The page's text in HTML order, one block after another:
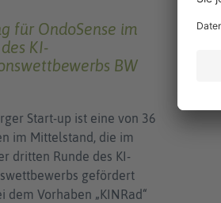
für OndoSense im
KI-
BW
Start-up ist eine von 36
im Mittelstand, die im
dritten Runde des KI-
gefördert
dem Vorhaben „KINRad“